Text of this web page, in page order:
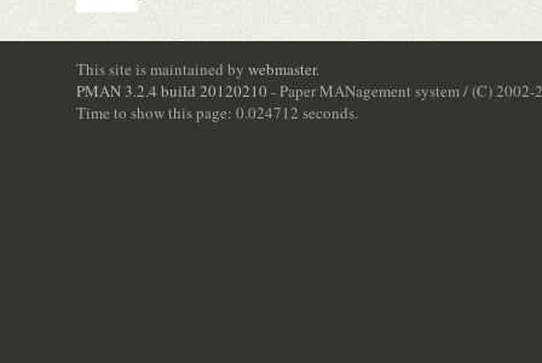
This site is maintained by webmaster.
PMAN 3.2.4 build 20120210 - Paper MANagement system / (C)
Time to show this page: 0.024712 seconds.